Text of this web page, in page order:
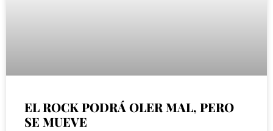
EL ROCK PODRÁ OLER MAL, PERO
SE MUEVE